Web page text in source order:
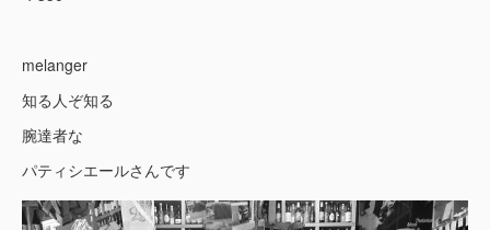
melanger
知る人ぞ知る
腕達者な
パティシエールさんです